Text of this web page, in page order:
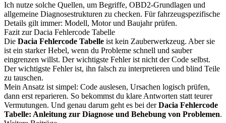
Ich nutze solche Quellen, um Begriffe, OBD2-Grundlagen und
allgemeine Diagnosestrukturen zu checken. Für fahrzeugspezifische
Details gilt immer: Modell, Motor und Baujahr prüfen.
Fazit zur Dacia Fehlercode Tabelle
Die Dacia Fehlercode Tabelle ist kein Zauberwerkzeug. Aber sie
ist ein starker Hebel, wenn du Probleme schnell und sauber
eingrenzen willst. Der wichtigste Fehler ist nicht der Code selbst.
Der wichtigste Fehler ist, ihn falsch zu interpretieren und blind Teile
zu tauschen.
Mein Ansatz ist simpel: Code auslesen, Ursachen logisch prüfen,
dann erst reparieren. So bekommst du klare Antworten statt teurer
Vermutungen. Und genau darum geht es bei derDacia Fehlercode
Tabelle: Anleitung zur Diagnose und Behebung von Problemen.